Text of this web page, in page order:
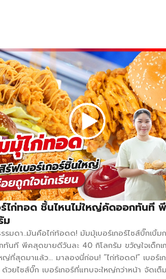
ร์ไก่ทอด ชิ้นไหนไม่ใหญ่คัดออกทันที
ม
รมดา..มันคือไก่ท้อดด! มัมมุ้เบอร์เกอร์ไซส์บิ๊กเบิ้
ทันที พีคสุดขายดีวันละ 40 กิโลกรัม ขวัญใจเด็กเ
ญ่ที่สุดมาแล้ว… มาลองนี่ก่อน! “ไก่ท้อดด!” เบอร์เ
ยไซส์บิ๊ก เบอร์เกอร์ที่แทบจะใหญ่กว่าหน้า จัดเต็